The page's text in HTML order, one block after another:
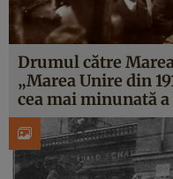
Drumul către
„Marea Unire din
cea mai minunată